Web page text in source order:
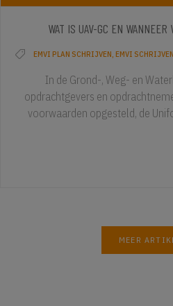
WAT IS UAV-GC EN
EMVI PLAN SCHRIJVEN EMVI SCHRIJVEN
In de Grond-, Weg- en
opdrachtgevers en
voorwaarden opgesteld, de
MEER